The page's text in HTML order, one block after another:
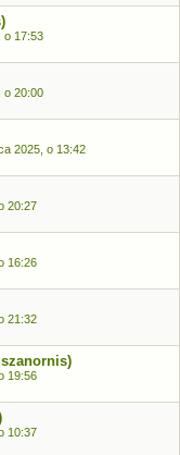
o 17:53
o 20:00
2025, o 13:42
20:27
16:26
21:32
19:56
10:37